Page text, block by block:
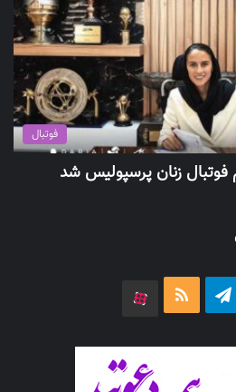
فوتبال
فوتبال زنان پرسپولیس شد
تلگرام خوراک